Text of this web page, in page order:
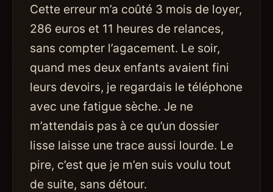
Cette erreur m’a coûté 3 mois de loyer,
286 euros et 11 heures de relances,
sans compter l’agacement. Le soir,
quand mes deux enfants avaient fini
leurs devoirs, je regardais le téléphone
avec une fatigue sèche. Je ne
m’attendais pas à ce qu’un dossier
lisse laisse une trace aussi lourde. Le
pire, c’est que je m’en suis voulu tout
de suite, sans détour.